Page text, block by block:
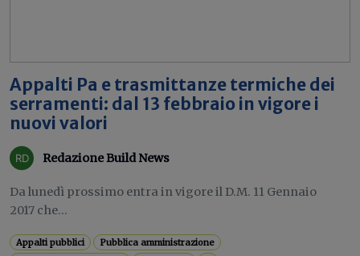
Appalti Pa e trasmittanze termiche dei
serramenti: dal 13 febbraio in vigore i
nuovi valori
Redazione Build News
Da lunedì prossimo entra in vigore il D.M. 11 Gennaio
2017 che...
Appalti pubblici
Pubblica amministrazione